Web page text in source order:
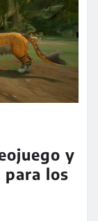
y
para los